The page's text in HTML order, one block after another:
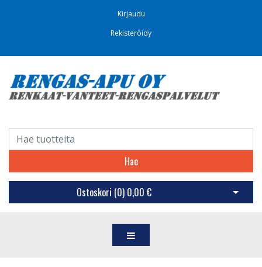
Kirjaudu
Rekisteröidy
Hae
Ostoskori (0) 0,00 € Avaa